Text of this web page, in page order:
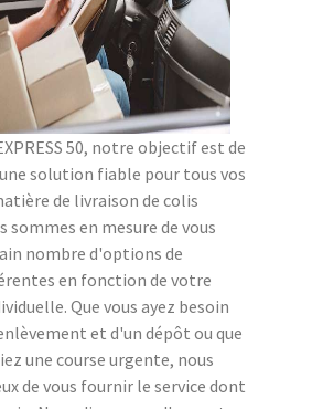
50, notre objectif est de
solution fiable pour tous vos
de livraison de colis
sommes en mesure de vous
nombre d'options de
en fonction de votre
Que vous ayez besoin
et d'un dépôt ou que
une course urgente, nous
de vous fournir le service dont